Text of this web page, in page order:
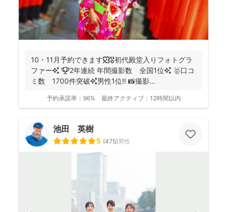
10・11月予約できます🍁🎖初代殿堂入りフォトグラ
ファー✨ 🏆2年連続 年間撮影数 全国1位✨ 🥇口コ
ミ数 1700件突破✨男性1位‼️ 📸撮影...
予約承諾率： 96% 最終アクティブ： 12時間以内
池田 英樹
5 (475)男性